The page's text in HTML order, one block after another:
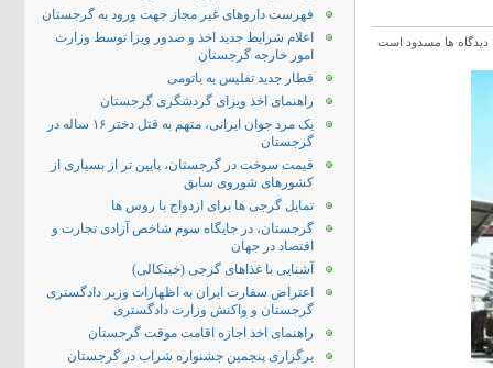
دیدگاه ها مسدود است
فهرست داروهای غیر مجاز جهت ورود به گرجستان
اعلام شرایط جدید اخذ و صدور ویزا توسط وزارت
امور خارجه گرجستان
قطار جدید تفلیس به باتومی
راهنمای اخذ ویزای گردشگری گرجستان
یک مرد جوان ایرانی، متهم به قتل دختر ۱۶ ساله در
گرجستان
قیمت سوخت در گرجستان، پایین تر از بسیاری از
کشورهای شوروی سابق
تمایل گرجی ها برای ازدواج با روس ها
گرجستان، در جایگاه سوم شاخص آزادی تجارت و
اقتصاد در جهان
آشنایی با غذاهای گرجی (خینکالی)
اعتراض سفارت ایران به اظهارات وزیر دادگستری
گرجستان و واکنش وزارت دادگستری
راهنمای اخذ اجازه اقامت موقت گرجستان
برگزاری پنجمین جشنواره شراب در گرجستان